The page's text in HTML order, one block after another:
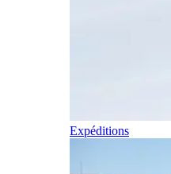
Expéditions